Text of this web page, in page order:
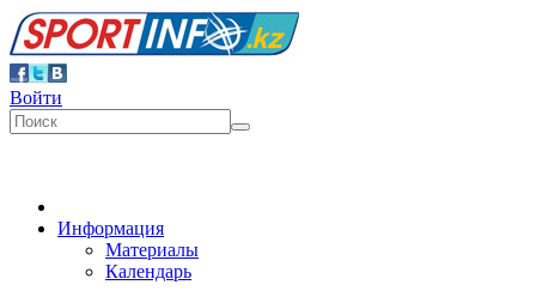
Войти
Информация
Материалы
Календарь